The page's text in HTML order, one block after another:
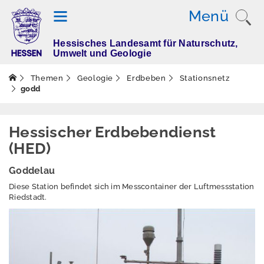
Menü
T
e
m
Boden
Dürre
Hessisches Landesamt für Naturschutz,
Umwelt und Geologie
Themen Geologie Erdbeben
Stationsnetz
godd
Hessischer Erdbebendienst
(HED)
Goddelau
Diese Station befindet sich im Messcontainer der Luftmessstation
Riedstadt.